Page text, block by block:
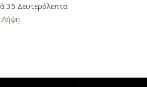
35 Δευτερόλεπτα
Λήψη